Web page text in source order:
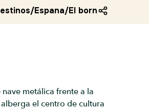
/Espana/El born
nave metálica frente a la
el centro de cultura